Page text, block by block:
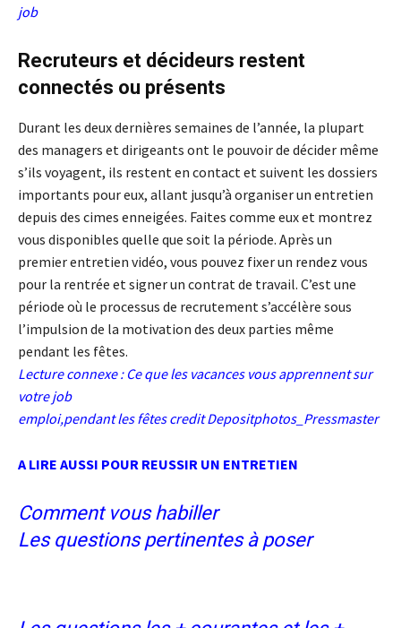
job
Recruteurs et décideurs restent
connectés ou présents
Durant les deux dernières semaines de l’année, la plupart
des managers et dirigeants ont le pouvoir de décider même
s’ils voyagent, ils restent en contact et suivent les dossiers
importants pour eux, allant jusqu’à organiser un entretien
depuis des cimes enneigées. Faites comme eux et montrez
vous disponibles quelle que soit la période. Après un
premier entretien vidéo, vous pouvez fixer un rendez vous
pour la rentrée et signer un contrat de travail. C’est une
période où le processus de recrutement s’accélère sous
l’impulsion de la motivation des deux parties même
pendant les fêtes.
Lecture connexe : Ce que les vacances vous apprennent sur
votre job
emploi,pendant les fêtes credit Depositphotos_Pressmaster
A LIRE AUSSI POUR REUSSIR UN ENTRETIEN
Comment vous habiller
Les questions pertinentes à poser